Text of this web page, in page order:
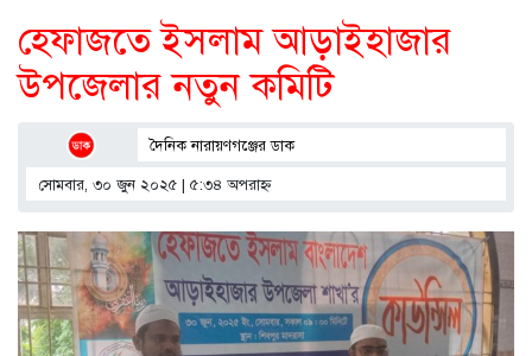
হেফাজতে ইসলাম আড়াইহাজার
উপজেলার নতুন কমিটি
দৈনিক নারায়ণগঞ্জের ডাক
সোমবার, ৩০ জুন ২০২৫ | ৫:৩৪ অপরাহ্ণ